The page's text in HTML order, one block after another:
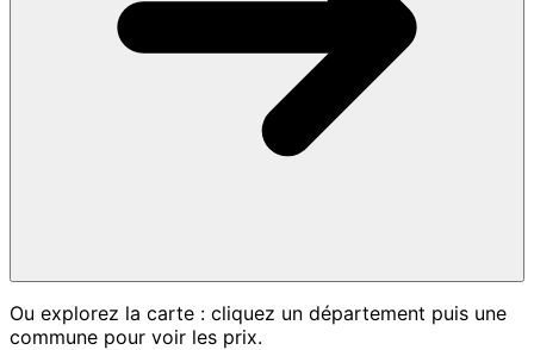
Ou explorez la carte : cliquez un département puis une
commune pour voir les prix.